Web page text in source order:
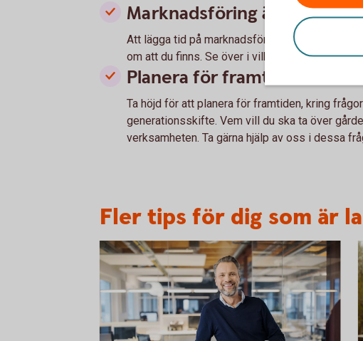
Marknadsföring är viktigt
Att lägga tid på marknadsföring kan löna sig.
om att du finns. Se över i vilka kanaler du vill
Planera för framtiden
Ta höjd för att planera för framtiden, kring
generationsskifte. Vem vill du ska ta över
verksamheten. Ta gärna hjälp av oss i dessa
Fler tips för dig som är